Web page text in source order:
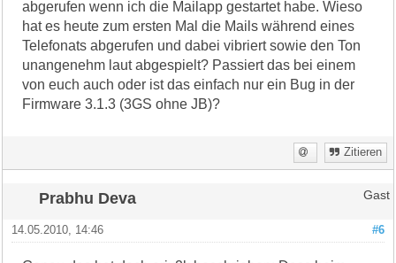
abgerufen wenn ich die Mailapp gestartet habe. Wieso
hat es heute zum ersten Mal die Mails während eines
Telefonats abgerufen und dabei vibriert sowie den Ton
unangenehm laut abgespielt? Passiert das bei einem
von euch auch oder ist das einfach nur ein Bug in der
Firmware 3.1.3 (3GS ohne JB)?
Zitieren
Prabhu Deva Gast
#6
14.05.2010, 14:46